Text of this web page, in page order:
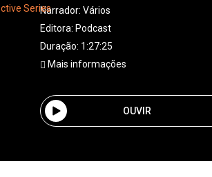
Narrador: Vários
Editora: Podcast
Duração: 1:27:25
Mais informações
OUVIR